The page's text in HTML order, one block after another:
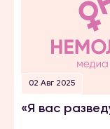
02 Авг 2025
«Я вас